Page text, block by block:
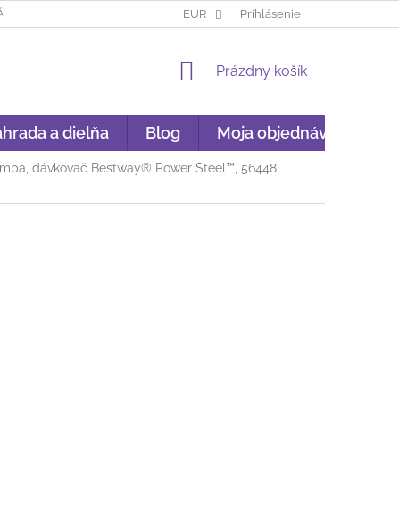
NA SPLÁTKY GARANCIA ORIGINALITY
EUR Prihlásenie
NÁKUPNÝ
Prázdny košík
a dielňa Blog Moja objednávka
dávkovač Bestway® Power Steel™, 56448,